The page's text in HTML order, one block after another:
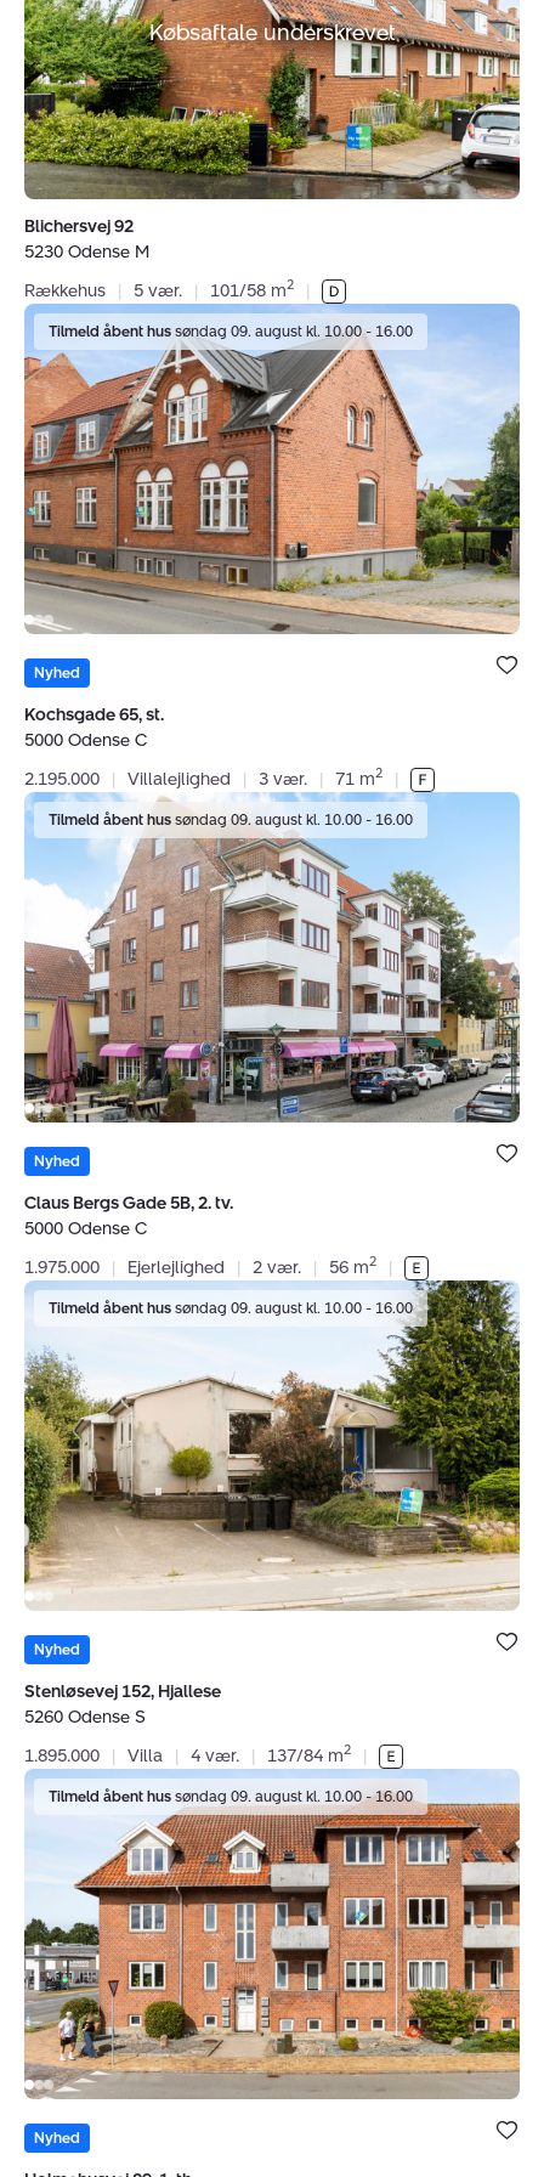
M
Købsaftale underskrevet
Blichersvej 92
5230 Odense M
Rækkehus
| 5 vær. | 101/58 m2 |
Villalejlighed:
Kochsgade
65,
st.,
5000
Odense
C
Tilmeld åbent hus søndag 09. august kl. 10.00 - 16.00
Bolig er
under dine
Nyhed
Kochsgade 65, st.
5000 Odense C
2.195.000
| Villalejlighed | 3 vær. | 71 m2 |
Ejerlejlighed:
Claus
Gade
2.
tv.,
5000
Odense
C
Tilmeld åbent hus søndag 09. august kl. 10.00 - 16.00
Bolig er
under dine
Nyhed
Claus Bergs Gade 5B, 2. tv.
5000 Odense C
1.975.000
| Ejerlejlighed | 2 vær. | 56 m2 |
Villa:
152,
Hjallese,
5260
Odense
S
Tilmeld åbent hus søndag 09. august kl. 10.00 - 16.00
Bolig er
under dine
Nyhed
Stenløsevej 152, Hjallese
5260 Odense S
1.895.000
| Villa | 4 vær. | 137/84 m2 |
Ejerlejlighed:
5000
Odense
C
Tilmeld åbent hus søndag 09. august kl. 10.00 - 16.00
Bolig er
under dine
Nyhed